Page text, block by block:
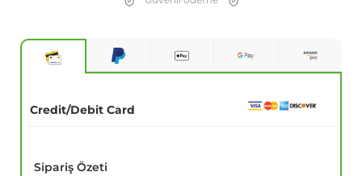
Credit/Debit Card
Sipariş Özeti